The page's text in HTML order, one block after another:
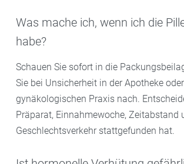
Was mache ich, wenn ich die
habe?
Schauen Sie sofort in die
Sie bei Unsicherheit in der Apotheke oder
gynäkologischen Praxis nach.
Präparat, Einnahmewoche, Zeitabstand
Geschlechtsverkehr stattgefunden hat.